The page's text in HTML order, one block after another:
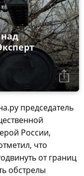
председатель
России,
что
от границ
обстрелы